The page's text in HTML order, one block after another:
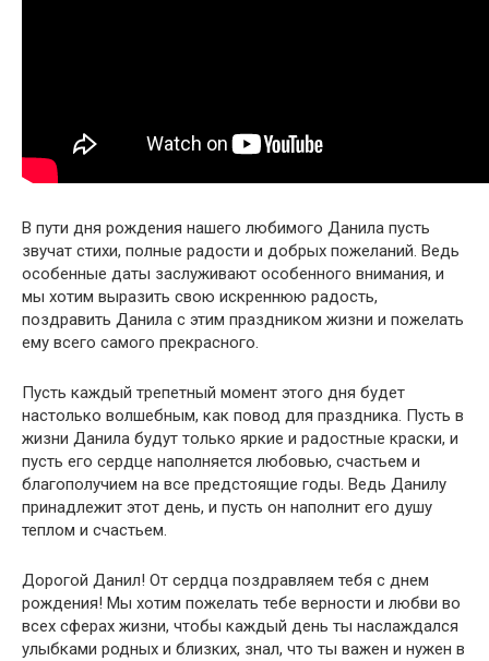
В пути дня рождения нашего любимого Данила пусть
звучат стихи, полные радости и добрых пожеланий. Ведь
особенные даты заслуживают особенного внимания, и
мы хотим выразить свою искреннюю радость,
поздравить Данила с этим праздником жизни и пожелать
ему всего самого прекрасного.
Пусть каждый трепетный момент этого дня будет
настолько волшебным, как повод для праздника. Пусть в
жизни Данила будут только яркие и радостные краски, и
пусть его сердце наполняется любовью, счастьем и
благополучием на все предстоящие годы. Ведь Данилу
принадлежит этот день, и пусть он наполнит его душу
теплом и счастьем.
Дорогой Данил! От сердца поздравляем тебя с днем
рождения! Мы хотим пожелать тебе верности и любви во
всех сферах жизни, чтобы каждый день ты наслаждался
улыбками родных и близких, знал, что ты важен и нужен в